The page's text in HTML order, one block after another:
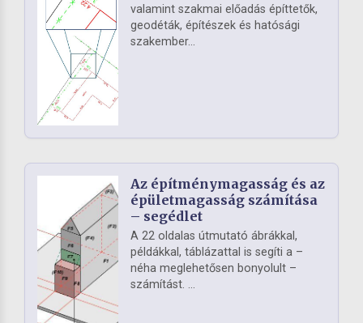
valamint szakmai előadás építtetők,
geodéták, építészek és hatósági
szakember...
Az építménymagasság és az
épületmagasság számítása
– segédlet
A 22 oldalas útmutató ábrákkal,
példákkal, táblázattal is segíti a –
néha meglehetősen bonyolult –
számítást. ...